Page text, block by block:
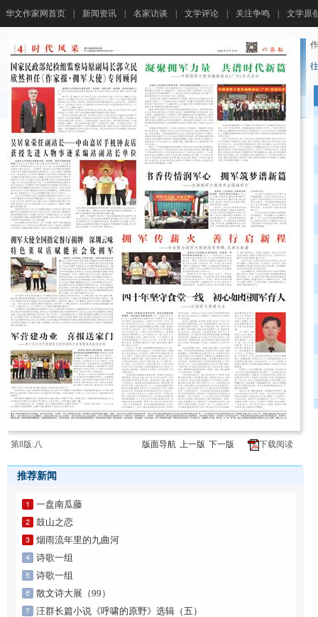
华文作家网首页 新闻资讯 名家访谈 文学评论 关注争鸣 文学原
第8版:八 版面导航 上一版 下一版 下载阅读
推荐新闻
一盘南瓜藤
鼓山之恋
烟雨流年里的九曲河
诗歌一组
诗歌一组
散文诗大展（99）
汪群长篇小说《呼啸的原野》选辑（五）